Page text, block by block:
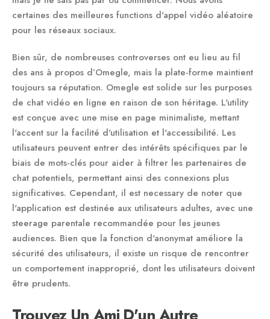
certaines des meilleures functions d'appel vidéo aléatoire
pour les réseaux sociaux.
Bien sûr, de nombreuses controverses ont eu lieu au fil
des ans à propos d’Omegle, mais la plate-forme maintient
toujours sa réputation. Omegle est solide sur les purposes
de chat vidéo en ligne en raison de son héritage. L'utility
est conçue avec une mise en page minimaliste, mettant
l'accent sur la facilité d'utilisation et l'accessibilité. Les
utilisateurs peuvent entrer des intérêts spécifiques par le
biais de mots-clés pour aider à filtrer les partenaires de
chat potentiels, permettant ainsi des connexions plus
significatives. Cependant, il est necessary de noter que
l'application est destinée aux utilisateurs adultes, avec une
steerage parentale recommandée pour les jeunes
audiences. Bien que la fonction d'anonymat améliore la
sécurité des utilisateurs, il existe un risque de rencontrer
un comportement inapproprié, dont les utilisateurs doivent
être prudents.